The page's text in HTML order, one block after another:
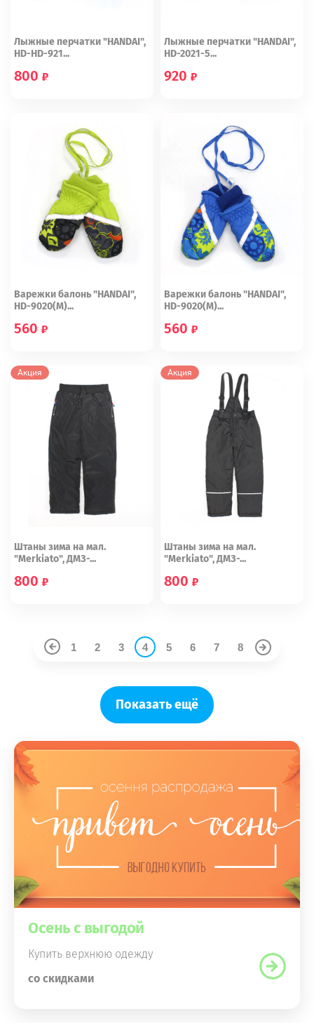
Лыжные перчатки "HANDAI",
HD-HD-921...
800
Лыжные перчатки "HANDAI",
HD-2021-5...
920
Варежки балонь "HANDAI",
HD-9020(М)...
560
Варежки балонь "HANDAI",
HD-9020(М)...
560
Акция
Штаны зима на мал.
"Merkiato", ДМЗ-...
800
Акция
Штаны зима на мал.
"Merkiato", ДМЗ-...
800
1 2 3 4 5 6 7 8
Показать ещё
Осень с выгодой
Купить верхнюю одежду
со скидками